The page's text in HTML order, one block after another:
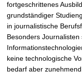
fortgeschrittenes
grundständiger
in journalistische
Besonders
keine technologische
bedarf aber